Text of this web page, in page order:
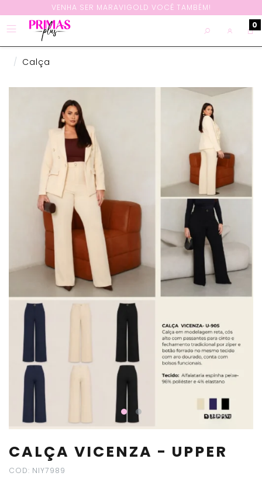
VENHA SER MARAVIGOLD VOCÊ TAMBÉM!
0
Calça
CALÇA VICENZA - UPPER
COD: NIY7989